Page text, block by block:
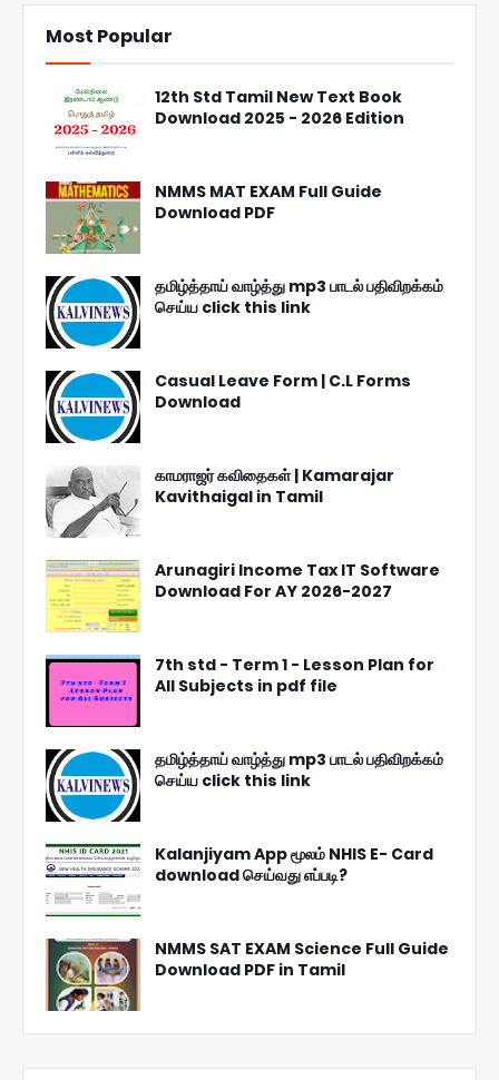
Most Popular
12th Std Tamil New Text Book
Download 2025 - 2026 Edition
NMMS MAT EXAM Full Guide
Download PDF
தமிழ்த்தாய் வாழ்த்து mp3 பாடல் பதிவிறக்கம்
செய்ய click this link
Casual Leave Form | C.L Forms
Download
காமராஜர் கவிதைகள் | Kamarajar
Kavithaigal in Tamil
Arunagiri Income Tax IT Software
Download For AY 2026-2027
7th std - Term 1 - Lesson Plan for
All Subjects in pdf file
தமிழ்த்தாய் வாழ்த்து mp3 பாடல் பதிவிறக்கம்
செய்ய click this link
Kalanjiyam App மூலம் NHIS E- Card
download செய்வது எப்படி?
NMMS SAT EXAM Science Full Guide
Download PDF in Tamil